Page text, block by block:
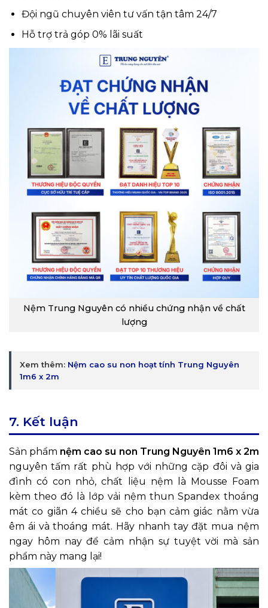
Đội ngũ chuyên viên tư vấn tận tâm 24/7
Hỗ trợ trả góp 0% lãi suất
Nệm Trung Nguyên có nhiều chứng nhận về chất
lượng
Xem thêm: Nệm cao su non hoạt tính Trung Nguyên
1m6 x 2m
7. Kết luận
Sản phẩm nệm cao su non Trung Nguyên 1m6 x 2m
nguyên tấm rất phù hợp với những cặp đôi và gia
đình có con nhỏ, chất liệu nệm là Mousse Foam
kèm theo đó là lớp vải nệm thun Spandex thoáng
mát co giãn 4 chiều sẽ cho bạn cảm giác nằm vừa
êm ái và thoáng mát. Hãy nhanh tay đặt mua nệm
ngay hôm nay để cảm nhận sự tuyệt vời mà sản
phẩm này mang lại!